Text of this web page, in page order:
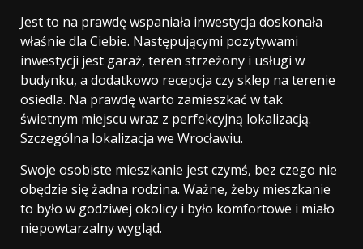
Jest to na prawdę wspaniała inwestycja doskonała
właśnie dla Ciebie. Następującymi pozytywami
inwestycji jest garaż, teren strzeżony i usługi w
budynku, a dodatkowo recepcja czy sklep na terenie
osiedla. Na prawdę warto zamieszkać w tak
świetnym miejscu wraz z perfekcyjną lokalizacją.
Szczególna lokalizacja we Wrocławiu.
Swoje osobiste mieszkanie jest czymś, bez czego nie
obędzie się żadna rodzina. Ważne, żeby mieszkanie
to było w godziwej okolicy i było komfortowe i miało
niepowtarzalny wygląd.